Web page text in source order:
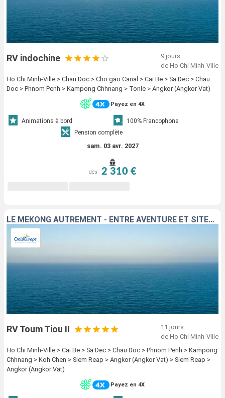
RV indochine
9 jours
de Ho Chi Minh-Ville
Ho Chi Minh-Ville > Chau Doc > Cho gao Canal > Cai Be > Sa Dec > Chau
Doc > Phnom Penh > Kampong Chhnang > Tonle > Angkor (Angkor Vat)
Payez en 4X
Animations à bord
100% Francophone
Pension complète
sam. 03 avr. 2027
dès 2 310 €
LE MÉKONG AUTREMENT - ENTRE AVENTURE ET SITES INCONTOURNABLES
RV Toum Tiou II
11 jours
de Ho Chi Minh-Ville
Ho Chi Minh-Ville > Cai Be > Sa Dec > Chau Doc > Phnom Penh > Kampong
Chhnang > Koh Chen > Siem Reap > Angkor (Angkor Vat) > Siem Reap >
Angkor (Angkor Vat)
Payez en 4X